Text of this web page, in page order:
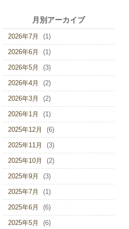
月別アーカイブ
2026年7月 (1)
2026年6月 (1)
2026年5月 (3)
2026年4月 (2)
2026年3月 (2)
2026年1月 (1)
2025年12月 (6)
2025年11月 (3)
2025年10月 (2)
2025年9月 (3)
2025年7月 (1)
2025年6月 (6)
2025年5月 (6)